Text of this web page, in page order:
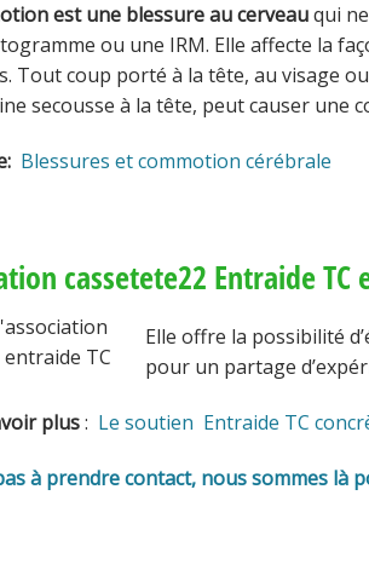
est une blessure au cerveauqui
ou une IRM. Elle affecte la
Tout coup porté à la tête, au visage
secousse à la tête, peut causer une
Blessures et commotion cérébrale
cassetete22 Entraide
Elle offre la possibilité
pour un partage
plus: Le soutien Entraide TC
à prendre contact, nous sommes là